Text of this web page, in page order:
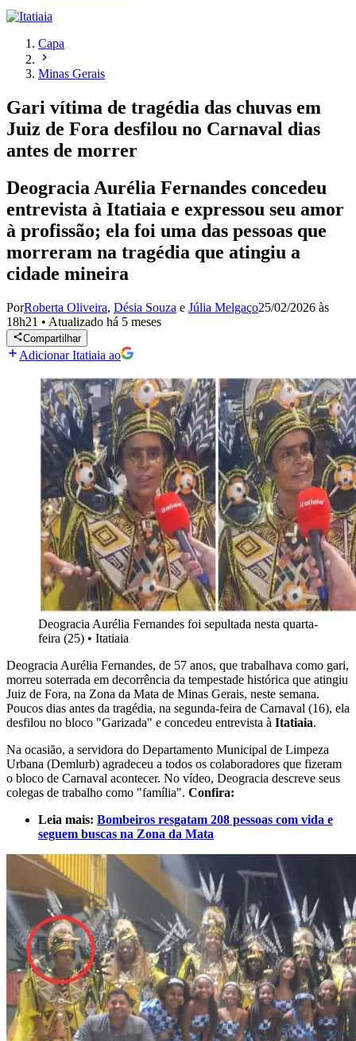
Capa
Minas Gerais
Gari vítima de tragédia das chuvas em
Juiz de Fora desfilou no Carnaval dias
antes de morrer
Deogracia Aurélia Fernandes concedeu
entrevista à Itatiaia e expressou seu amor
à profissão; ela foi uma das pessoas que
morreram na tragédia que atingiu a
cidade mineira
PorRoberta Oliveira, Désia Souza e Júlia Melgaço25/02/2026 às
18h21 • Atualizado há 5 meses
Compartilhar
Adicionar Itatiaia ao
Deogracia Aurélia Fernandes foi sepultada nesta quarta-
feira (25) • Itatiaia
Deogracia Aurélia Fernandes, de 57 anos, que trabalhava como gari,
morreu soterrada em decorrência da tempestade histórica que atingiu
Juiz de Fora, na Zona da Mata de Minas Gerais, neste semana.
Poucos dias antes da tragédia, na segunda-feira de Carnaval (16), ela
desfilou no bloco "Garizada" e concedeu entrevista à Itatiaia.
Na ocasião, a servidora do Departamento Municipal de Limpeza
Urbana (Demlurb) agradeceu a todos os colaboradores que fizeram
o bloco de Carnaval acontecer. No vídeo, Deogracia descreve seus
colegas de trabalho como "família". Confira:
Leia mais: Bombeiros resgatam 208 pessoas com vida e
seguem buscas na Zona da Mata